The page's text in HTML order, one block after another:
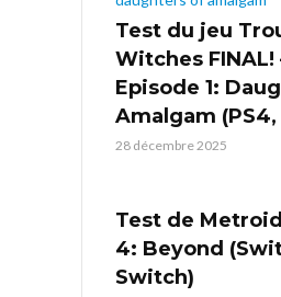
Test du jeu
Witches FINAL!
Episode 1:
Amalgam
28 décembre 2025
Test de
4: Beyond
Switch)